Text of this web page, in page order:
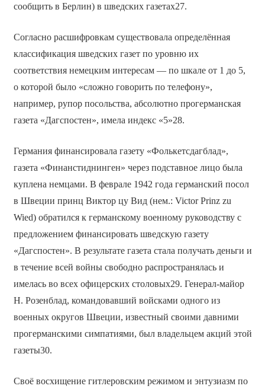
сообщить в Берлин) в шведских газетах27.
Согласно расшифровкам существовала определённая
классификация шведских газет по уровню их
соответствия немецким интересам — по шкале от 1 до 5,
о которой было «сложно говорить по телефону»,
например, рупор посольства, абсолютно прогерманская
газета «Дагспостен», имела индекс «5»28.
Германия финансировала газету «Фолькетсдагблад»,
газета «Финанстиднинген» через подставное лицо была
куплена немцами. В феврале 1942 года германский посол
в Швеции принц Виктор цу Вид (нем.: Victor Prinz zu
Wied) обратился к германскому военному руководству с
предложением финансировать шведскую газету
«Дагспостен». В результате газета стала получать деньги и
в течение всей войны свободно распространялась и
имелась во всех офицерских столовых29. Генерал-майор
Н. Розенблад, командовавший войсками одного из
военных округов Швеции, известный своими давними
прогерманскими симпатиями, был владельцем акций этой
газеты30.
Своё восхищение гитлеровским режимом и энтузиазм по